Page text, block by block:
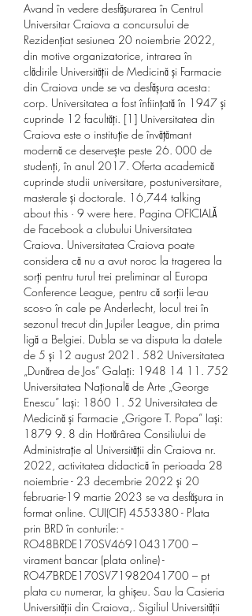
Avand în vedere desfășurarea în Centrul
Universitar Craiova a concursului de
Rezidențiat sesiunea 20 noiembrie 2022,
din motive organizatorice, intrarea în
clădirile Universității de Medicină și Farmacie
din Craiova unde se va desfășura acesta:
corp. Universitatea a fost înființată în 1947 și
cuprinde 12 facultăți. [1] Universitatea din
Craiova este o instituție de învățămant
modernă ce deservește peste 26. 000 de
studenți, în anul 2017. Oferta academică
cuprinde studii universitare, postuniversitare,
masterale și doctorale. 16,744 talking
about this · 9 were here. Pagina OFICIALĂ
de Facebook a clubului Universitatea
Craiova. Universitatea Craiova poate
considera că nu a avut noroc la tragerea la
sorți pentru turul trei preliminar al Europa
Conference League, pentru că sorții le-au
scos-o în cale pe Anderlecht, locul trei în
sezonul trecut din Jupiler League, din prima
ligă a Belgiei. Dubla se va disputa la datele
de 5 și 12 august 2021. 582 Universitatea
„Dunărea de Jos” Galați: 1948 14 11. 752
Universitatea Națională de Arte „George
Enescu” Iași: 1860 1. 52 Universitatea de
Medicină și Farmacie „Grigore T. Popa” Iași:
1879 9. 8 din Hotărârea Consiliului de
Administrație al Universității din Craiova nr.
2022, activitatea didactică în perioada 28
noiembrie - 23 decembrie 2022 și 20
februarie-19 martie 2023 se va desfășura in
format online. CUI(CIF) 4553380 - Plata
prin BRD în conturile: -
RO48BRDE170SV46910431700 –
virament bancar (plata online) -
RO47BRDE170SV71982041700 – pt
plata cu numerar, la ghișeu. Sau la Casieria
Universității din Craiova,. Sigiliul Universității